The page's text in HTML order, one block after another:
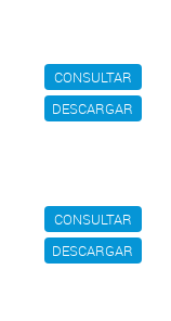
CONSULTAR
DESCARGAR
CONSULTAR
DESCARGAR